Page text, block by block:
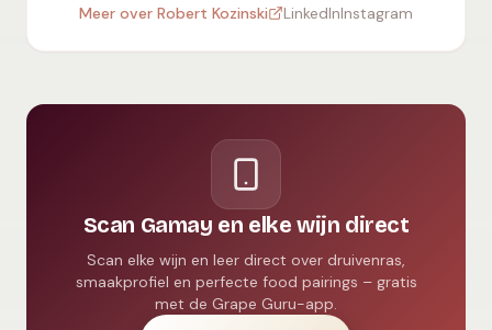
Meer over Robert Kozinski LinkedInInstagram
Scan Gamay en elke wijn direct
Scan elke wijn en leer direct over druivenras,
smaakprofiel en perfecte food pairings – gratis
met de Grape Guru-app.